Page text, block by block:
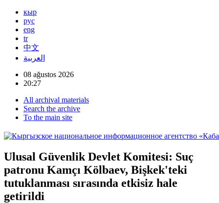
кыр
рус
eng
tr
中文
العربية
08 ağustos 2026
20:27
All archival materials
Search the archive
To the main site
Ulusal Güvenlik Devlet Komitesi: Suç
patronu Kamçı Kölbaev, Bişkek'teki
tutuklanması sırasında etkisiz hale
getirildi